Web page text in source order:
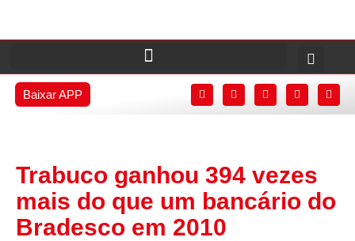
Baixar APP
Trabuco ganhou 394 vezes
mais do que um bancário do
Bradesco em 2010